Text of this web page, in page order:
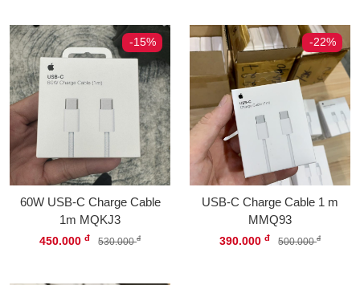
-15%
60W USB-C Charge Cable
1m MQKJ3
450.000 đ 530.000đ
-22%
USB-C Charge Cable 1 m
MMQ93
390.000 đ 500.000đ